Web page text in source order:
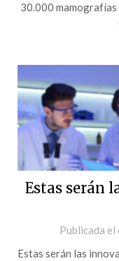
30.000
Estas serán
Publicada el
Estas serán las